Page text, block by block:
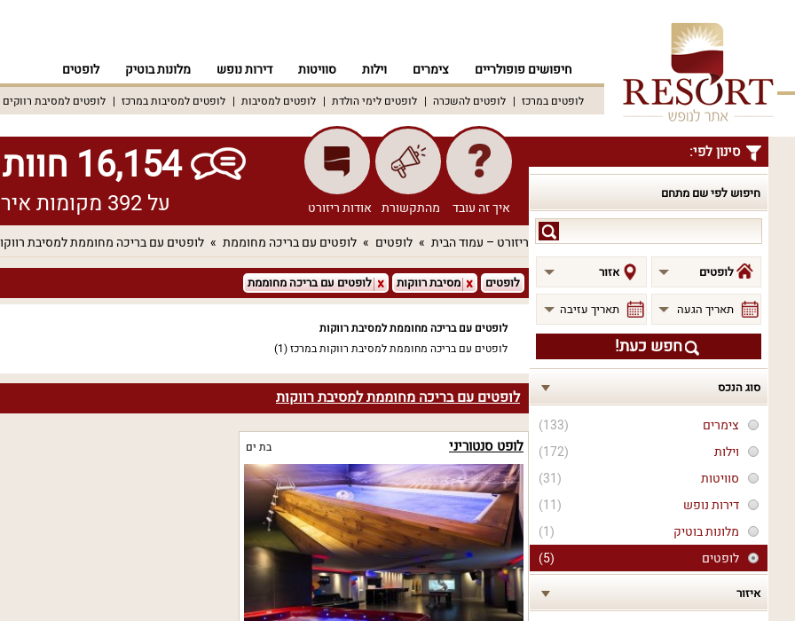
חיפושים פופולריים צימרים וילות סוויטות דירות נופש מלונות בוטיק לופטים
לופטים במרכז לופטים להשכרה לופטים לימי הולדת לופטים למסיבות לופטים למסיבות במרכז לופטים למסיבת רווקים
סינון לפי:
חיפוש לפי שם מתחם
לפי
שם
מתחם
לופטים אזור
תאריך הגעה תאריך עזיבה
חפש כעת!
סוג הנכס
(133)
צימרים
(172)
וילות
(31)
סוויטות
(11)
דירות נופש
(1)
מלונות בוטיק
(5)
לופטים
איזור
איך זה עובד מהתקשורת אודות ריזורט
16,154 חוות דעת אמיתיות!
על 392 מקומות אירוח שונים ברחבי הארץ
ריזורט – עמוד הבית לופטים לופטים עם בריכה מחוממת לופטים עם בריכה מחוממת למסיבת
לופטים מסיבת רווקות לופטים עם בריכה מחוממת
לופטים עם בריכה מחוממת למסיבת רווקות
לופטים עם בריכה מחוממת למסיבת רווקות במרכז(1)
לופטים עם בריכה מחוממת למסיבת רווקות
לופט סנטוריני בת ים